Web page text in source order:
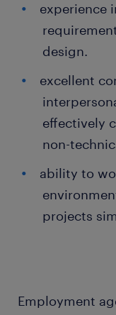
experience
design.
excellent
effectively
non-
ability to
projects
Employment